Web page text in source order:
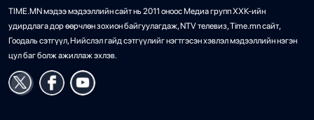
TIME.MN мэдээ мэдээллийн сайт нь 2011 оноос Медиа групп ХХК-ийн
удирдлага дор өөрчлөн зохион байгуулагдаж, NTV телевиз, Time.mn сайт,
Гоодаль сэтгүүл, Нийслэл гайд сэтгүүлийг нэгтгэсэн хэвлэл мэдээллийн нэгэн
цул баг болж ажиллаж эхлэв.